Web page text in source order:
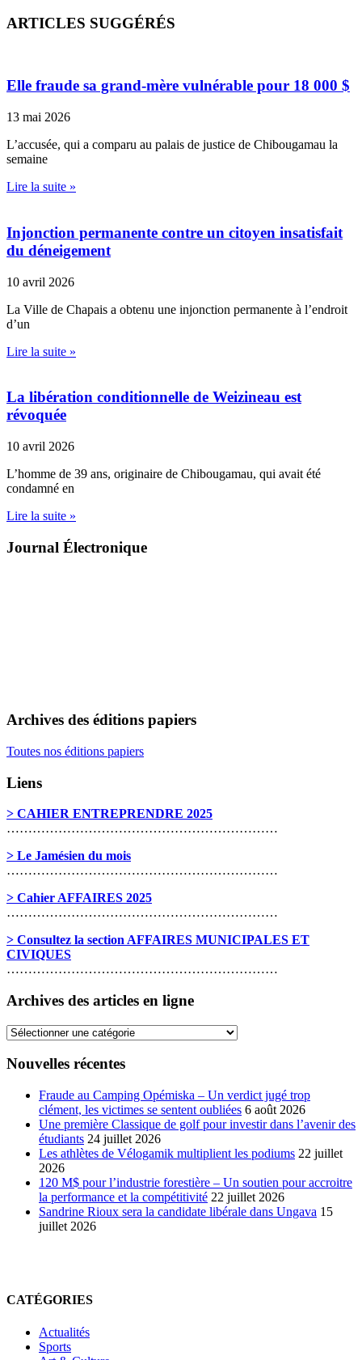
ARTICLES SUGGÉRÉS
Elle fraude sa grand-mère vulnérable pour 18 000 $
13 mai 2026
L’accusée, qui a comparu au palais de justice de Chibougamau la
semaine
Lire la suite »
Injonction permanente contre un citoyen insatisfait
du déneigement
10 avril 2026
La Ville de Chapais a obtenu une injonction permanente à l’endroit
d’un
Lire la suite »
La libération conditionnelle de Weizineau est
révoquée
10 avril 2026
L’homme de 39 ans, originaire de Chibougamau, qui avait été
condamné en
Lire la suite »
Journal Électronique
Archives des éditions papiers
Toutes nos éditions papiers
Liens
> CAHIER ENTREPRENDRE 2025
………………………………………………………
> Le Jamésien du mois
………………………………………………………
> Cahier AFFAIRES 2025
………………………………………………………
> Consultez la section AFFAIRES MUNICIPALES ET
CIVIQUES
………………………………………………………
Archives des articles en ligne
Archives
articles
Nouvelles récentes
Fraude au Camping Opémiska – Un verdict jugé trop
clément, les victimes se sentent oubliées 6 août 2026
Une première Classique de golf pour investir dans l’avenir des
étudiants 24 juillet 2026
Les athlètes de Vélogamik multiplient les podiums 22 juillet
2026
120 M$ pour l’industrie forestière – Un soutien pour accroitre
la performance et la compétitivité 22 juillet 2026
Sandrine Rioux sera la candidate libérale dans Ungava 15
juillet 2026
CATÉGORIES
Actualités
Sports